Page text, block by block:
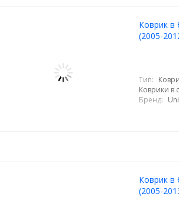
Коврик в
(2005-
Тип:
Коврики в
Бренд:
Коврик в
(2005-